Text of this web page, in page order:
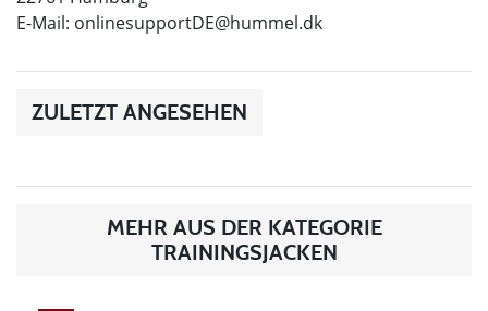
E-Mail: onlinesupportDE@hummel.dk
ZULETZT ANGESEHEN
MEHR AUS DER KATEGORIE
TRAININGSJACKEN